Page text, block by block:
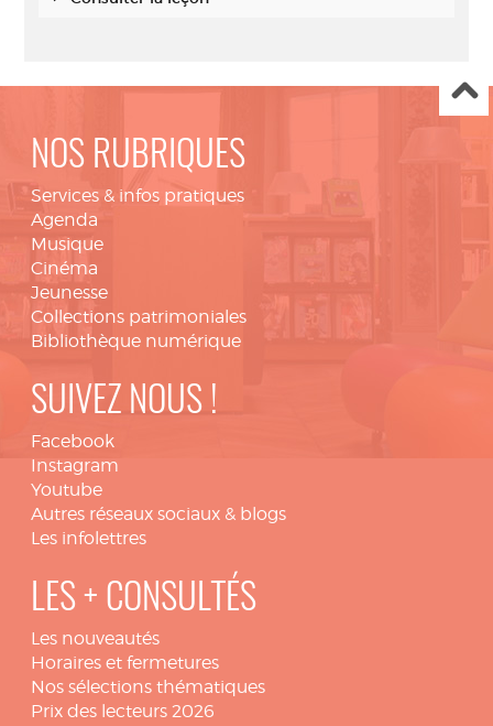
NOS RUBRIQUES
Services & infos pratiques
Agenda
Musique
Cinéma
Jeunesse
Collections patrimoniales
Bibliothèque numérique
SUIVEZ NOUS !
Facebook
Instagram
Youtube
Autres réseaux sociaux & blogs
Les infolettres
LES + CONSULTÉS
Les nouveautés
Horaires et fermetures
Nos sélections thématiques
Prix des lecteurs 2026